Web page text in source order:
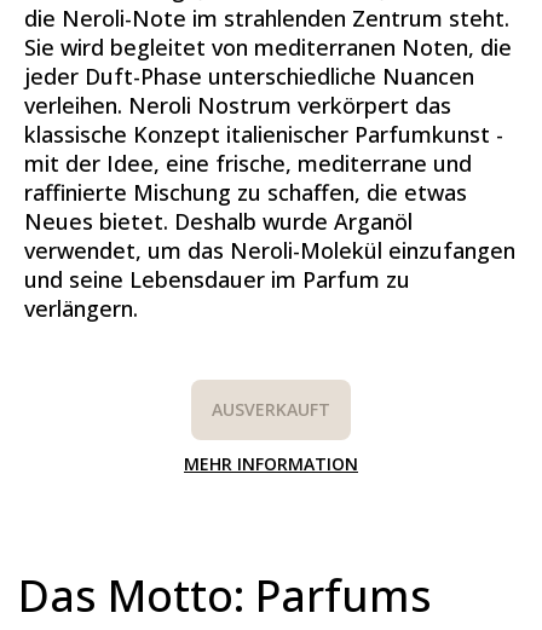
die Neroli-Note im strahlenden Zentrum steht.
Sie wird begleitet von mediterranen Noten, die
jeder Duft-Phase unterschiedliche Nuancen
verleihen. Neroli Nostrum verkörpert das
klassische Konzept italienischer Parfumkunst -
mit der Idee, eine frische, mediterrane und
raffinierte Mischung zu schaffen, die etwas
Neues bietet. Deshalb wurde Arganöl
verwendet, um das Neroli-Molekül einzufangen
und seine Lebensdauer im Parfum zu
verlängern.
AUSVERKAUFT
MEHR INFORMATION
Das Motto: Parfums